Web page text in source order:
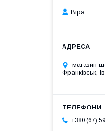
Віра
магазин
Франківськ,
+380 (67)